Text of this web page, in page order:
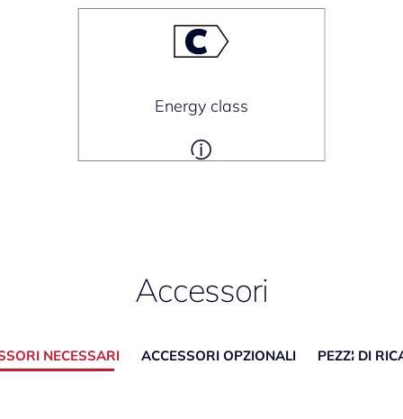
Energy class
Accessori
NECESSARI ACCESSORI OPZIONALI PEZZI DI